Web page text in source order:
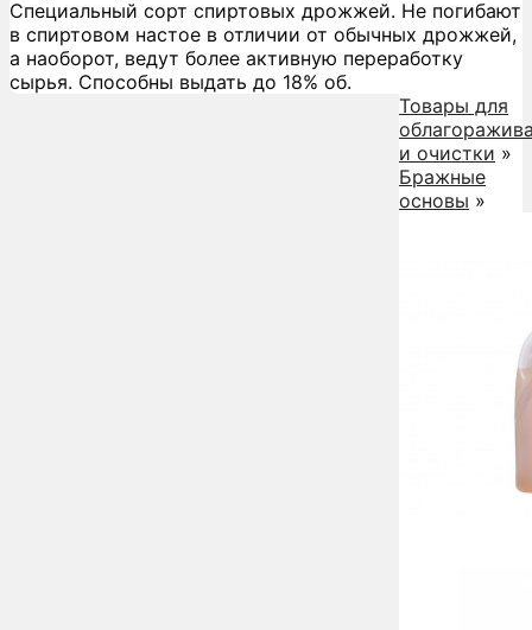
Специальный сорт спиртовых дрожжей. Не погибают
в спиртовом настое в отличии от обычных дрожжей,
а наоборот, ведут более активную переработку
сырья. Способны выдать до 18% об.
Товары для
и очистки »
Бражные
основы »